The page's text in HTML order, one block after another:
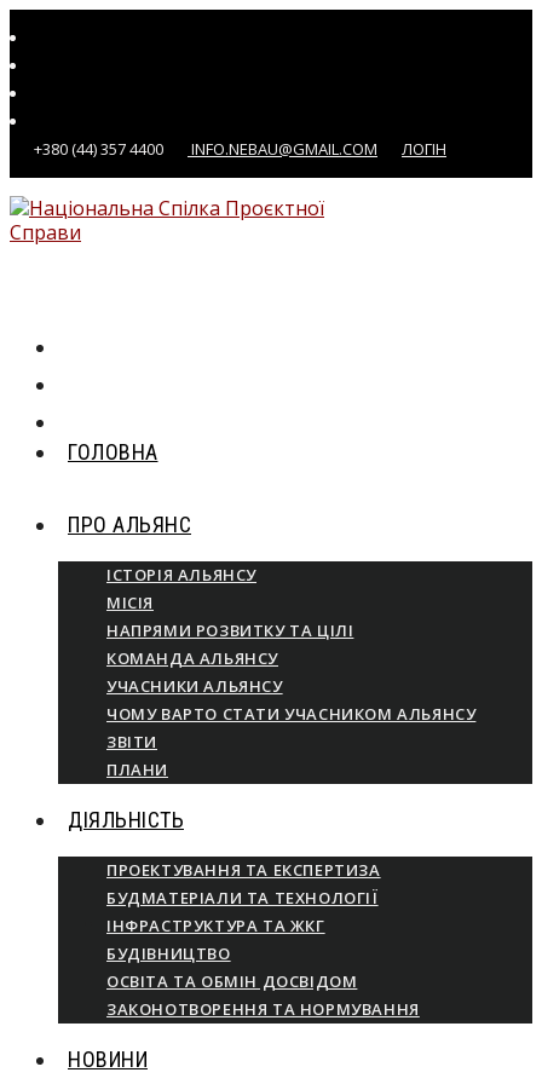
до
вмісту
+380 (44) 357 4400 INFO.NEBAU@GMAIL.COM ЛОГІН
ГОЛОВНА
ПРО АЛЬЯНС
ІСТОРІЯ АЛЬЯНСУ
МІСІЯ
НАПРЯМИ РОЗВИТКУ ТА ЦІЛІ
КОМАНДА АЛЬЯНСУ
УЧАСНИКИ АЛЬЯНСУ
ЧОМУ ВАРТО СТАТИ УЧАСНИКОМ АЛЬЯНСУ
ЗВІТИ
ПЛАНИ
ДІЯЛЬНІСТЬ
ПРОЕКТУВАННЯ ТА ЕКСПЕРТИЗА
БУДМАТЕРІАЛИ ТА ТЕХНОЛОГІЇ
ІНФРАСТРУКТУРА ТА ЖКГ
БУДІВНИЦТВО
ОСВІТА ТА ОБМІН ДОСВІДОМ
ЗАКОНОТВОРЕННЯ ТА НОРМУВАННЯ
НОВИНИ